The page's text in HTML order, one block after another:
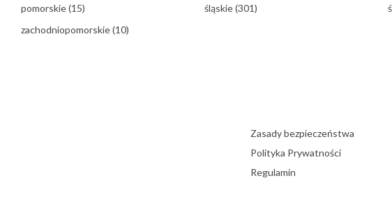
pomorskie(15) śląskie(301)
zachodniopomorskie(10)
Zasady bezpieczeństwa
Polityka Prywatności
Regulamin